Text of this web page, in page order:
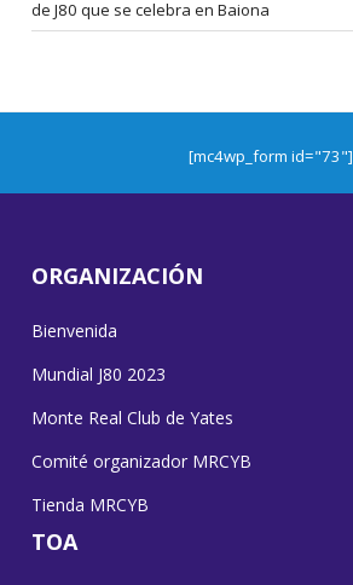
de J80 que se celebra en Baiona
[mc4wp_form id="73"]
ORGANIZACIÓN
Bienvenida
Mundial J80 2023
Monte Real Club de Yates
Comité organizador MRCYB
Tienda MRCYB
TOA